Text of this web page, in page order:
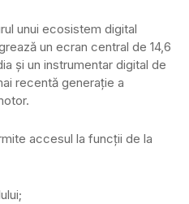
unui ecosistem digital
un ecran central de 14,6
și un instrumentar digital de
recentă generație a
accesul la funcții de la